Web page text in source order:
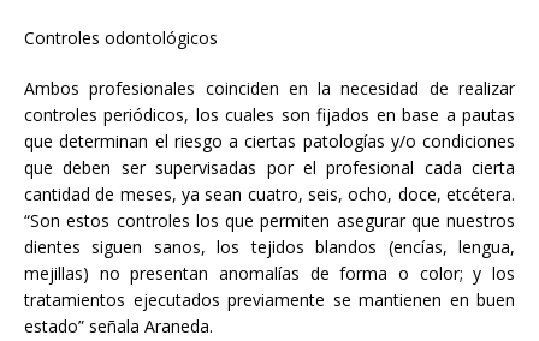
Controles odontológicos
Ambos profesionales coinciden en la necesidad de realizar
controles periódicos, los cuales son fijados en base a pautas
que determinan el riesgo a ciertas patologías y/o condiciones
que deben ser supervisadas por el profesional cada cierta
cantidad de meses, ya sean cuatro, seis, ocho, doce, etcétera.
“Son estos controles los que permiten asegurar que nuestros
dientes siguen sanos, los tejidos blandos (encías, lengua,
mejillas) no presentan anomalías de forma o color; y los
tratamientos ejecutados previamente se mantienen en buen
estado” señala Araneda.